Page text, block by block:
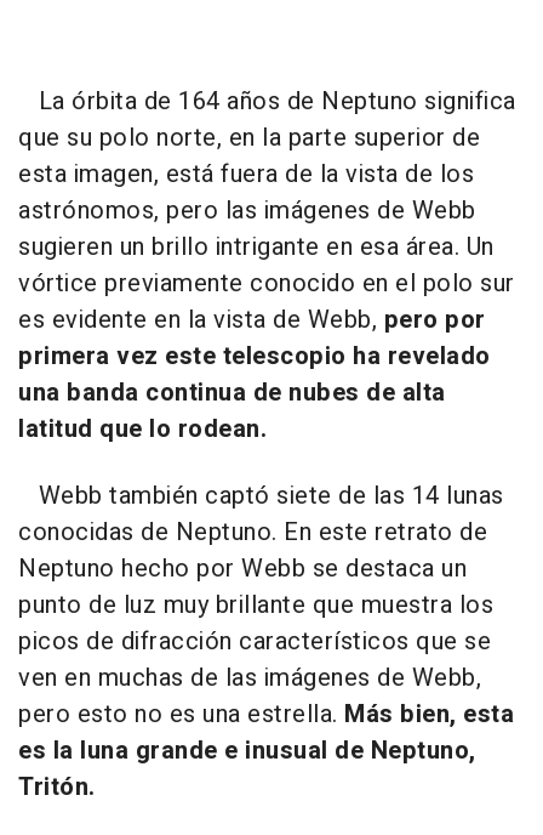
La órbita de 164 años de Neptuno significa
que su polo norte, en la parte superior de
esta imagen, está fuera de la vista de los
astrónomos, pero las imágenes de Webb
sugieren un brillo intrigante en esa área. Un
vórtice previamente conocido en el polo sur
es evidente en la vista de Webb, pero por
primera vez este telescopio ha revelado
una banda continua de nubes de alta
latitud que lo rodean.
Webb también captó siete de las 14 lunas
conocidas de Neptuno. En este retrato de
Neptuno hecho por Webb se destaca un
punto de luz muy brillante que muestra los
picos de difracción característicos que se
ven en muchas de las imágenes de Webb,
pero esto no es una estrella. Más bien, esta
es la luna grande e inusual de Neptuno,
Tritón.